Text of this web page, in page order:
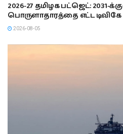
2026-27 தமிழக பட்ஜெட்: 2031-
பொருளாதாரத்தை எட்ட டிவிகே
2026-08-05